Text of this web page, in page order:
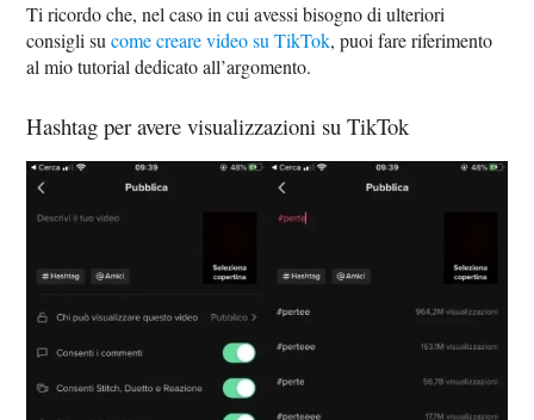
Ti ricordo che, nel caso in cui avessi bisogno di ulteriori
consigli sucome creare video su TikTok, puoi fare riferimento
al mio tutorial dedicato all’argomento.
Hashtag per avere visualizzazioni su TikTok